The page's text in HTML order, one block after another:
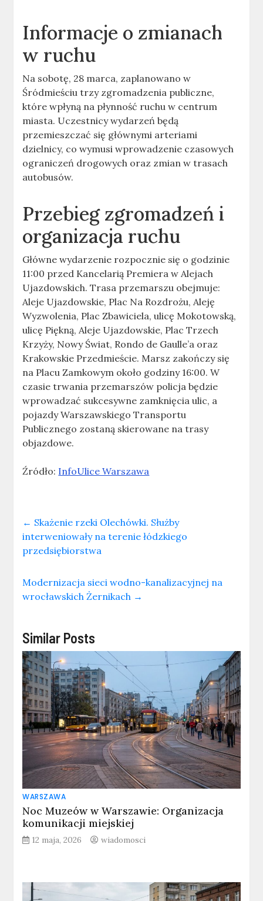
Informacje o zmianach
w ruchu
Na sobotę, 28 marca, zaplanowano w
Śródmieściu trzy zgromadzenia publiczne,
które wpłyną na płynność ruchu w centrum
miasta. Uczestnicy wydarzeń będą
przemieszczać się głównymi arteriami
dzielnicy, co wymusi wprowadzenie czasowych
ograniczeń drogowych oraz zmian w trasach
autobusów.
Przebieg zgromadzeń i
organizacja ruchu
Główne wydarzenie rozpocznie się o godzinie
11:00 przed Kancelarią Premiera w Alejach
Ujazdowskich. Trasa przemarszu obejmuje:
Aleje Ujazdowskie, Plac Na Rozdrożu, Aleję
Wyzwolenia, Plac Zbawiciela, ulicę Mokotowską,
ulicę Piękną, Aleje Ujazdowskie, Plac Trzech
Krzyży, Nowy Świat, Rondo de Gaulle’a oraz
Krakowskie Przedmieście. Marsz zakończy się
na Placu Zamkowym około godziny 16:00. W
czasie trwania przemarszów policja będzie
wprowadzać sukcesywne zamknięcia ulic, a
pojazdy Warszawskiego Transportu
Publicznego zostaną skierowane na trasy
objazdowe.
Źródło: InfoUlice Warszawa
← Skażenie rzeki Olechówki. Służby
interweniowały na terenie łódzkiego
przedsiębiorstwa
Modernizacja sieci wodno-kanalizacyjnej na
wrocławskich Żernikach →
Similar Posts
WARSZAWA
Noc Muzeów w Warszawie: Organizacja
komunikacji miejskiej
12 maja, 2026 wiadomosci